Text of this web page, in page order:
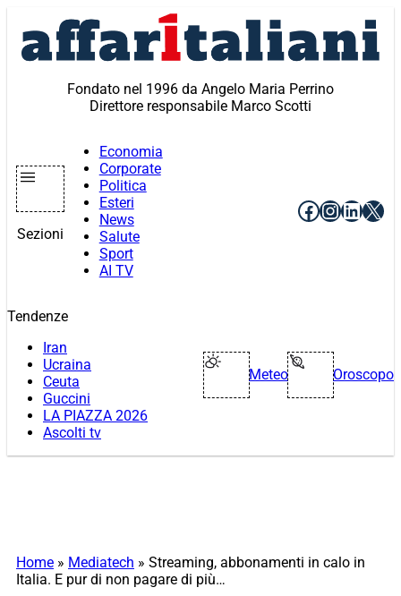
contenuto
Fondato nel 1996 da Angelo Maria Perrino
Direttore responsabile Marco Scotti
Sezioni
Economia
Corporate
Politica
Esteri
News
Salute
Sport
AI TV
Facebook
X
Tendenze
Iran
Ucraina
Ceuta
Guccini
LA PIAZZA 2026
Ascolti tv
Meteo Oroscopo
Home » Mediatech » Streaming, abbonamenti in calo in
Italia. E pur di non pagare di più…